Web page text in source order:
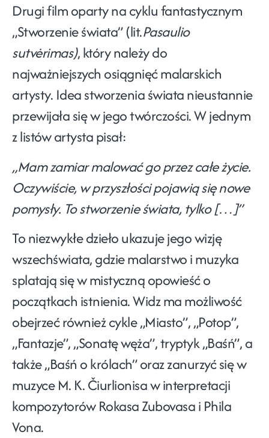
Drugi film oparty na cyklu fantastycznym
„Stworzenie świata” (lit.Pasaulio
sutvėrimas), który należy do
najważniejszych osiągnięć malarskich
artysty. Idea stworzenia świata nieustannie
przewijała się w jego twórczości. W jednym
z listów artysta pisał:
„Mam zamiar malować go przez całe życie.
Oczywiście, w przyszłości pojawią się nowe
pomysły. To stworzenie świata, tylko […]”
To niezwykłe dzieło ukazuje jego wizję
wszechświata, gdzie malarstwo i muzyka
splatają się w mistyczną opowieść o
początkach istnienia. Widz ma możliwość
obejrzeć również cykle „Miasto”, „Potop”,
„Fantazje”, „Sonatę węża”, tryptyk „Baśń”, a
także „Baśń o królach” oraz zanurzyć się w
muzyce M. K. Čiurlionisa w interpretacji
kompozytorów Rokasa Zubovasa i Phila
Vona.